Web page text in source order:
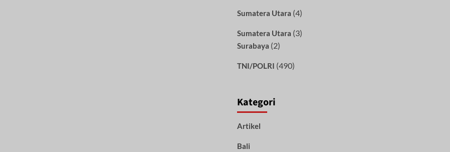
Sumatera Utara (4)
Sumatera Utara (3)
Surabaya (2)
TNI/POLRI (490)
Kategori
Artikel
Bali